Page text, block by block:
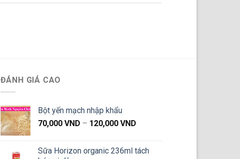
ĐÁNH GIÁ CAO
Bột yến mạch nhập khẩu
70,000 VND – 120,000 VNDKhoảng
70,000 VND
Sữa Horizon organic 236ml tách